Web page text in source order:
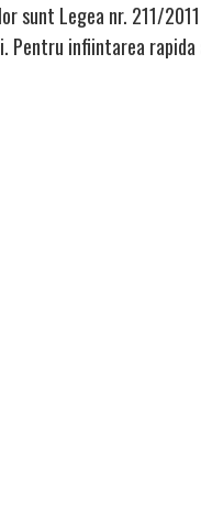
sunt Legea nr. 211/
infiintarea